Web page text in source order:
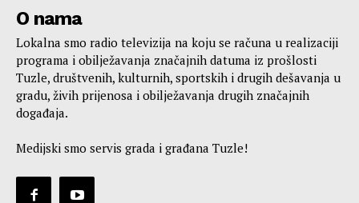
O nama
Lokalna smo radio televizija na koju se računa u realizaciji
programa i obilježavanja značajnih datuma iz prošlosti
Tuzle, društvenih, kulturnih, sportskih i drugih dešavanja u
gradu, živih prijenosa i obilježavanja drugih značajnih
događaja.
Medijski smo servis grada i građana Tuzle!